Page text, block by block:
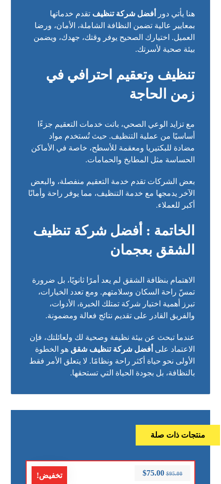
هنا يأتي دور أفضل شركة تنظيفتقدم خدماتها
بمعايير عالية تضمن النظافة الشاملة، الأمان، ورضا
العميل. اختيارك الصحيح يوفر وقتك، جهدك، ويضمن
بيئة صحية لأسرتك.
تنظيف وتعقيم احترافي في
زمن الحاجة
مع تزايد الوعي الصحي، باتت خدمات التعقيم جزءًا
أساسيًا من عملية التنظيف. حيث تُستخدم مواد
مضادة للبكتيريا ومعقمة للأسطح، خاصة في الأماكن
الحساسة مثل المطابخ والحمامات.
بعض الشركات تقدم خدمة التعقيم منفصلة، والبعض
الآخر يدمجها مع خدمة التنظيف، مما يوفر راحة وأمانًا
أكبر للعملاء.
الخاتمة : أفضل شركة تنظيف
الشقق بعجمان
الاهتمام بنظافة الشقق لم يعد أمرًا ثانويًا، بل ضرورة
تمسّ راحة السكان وسلامتهم. ومع تعدد الخيارات،
تبرز أهمية اختيار شركة تمتلك الخبرة، الأدوات،
والفريق القادر على تقديم نتائج فعالة ومضمونة.
عندما تبحث عن بيئة نظيفة وصحية لك ولعائلتك، فإن
الاعتماد على أفضل شركة تنظيف شققهو الخطوة
الأولى نحو حياة أكثر راحة ونظامًا. لا يتعلق الأمر فقط
بالنظافة، بل بجودة الحياة التي تستحقها.
منتجات ذات صلة
تخفيض! $95.00
$75.00